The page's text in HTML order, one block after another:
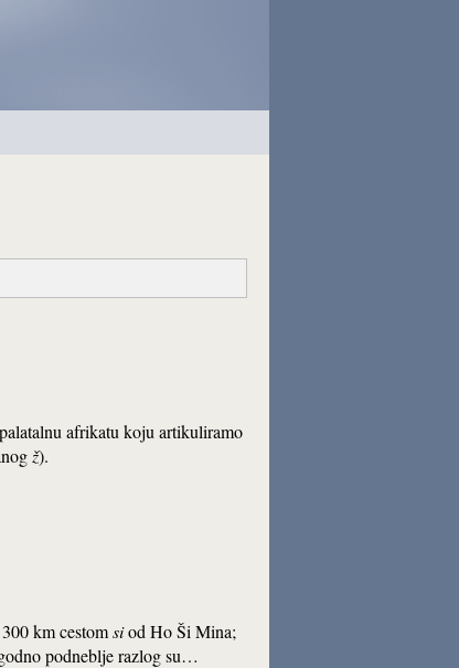
afrikatu koju artikuliramo
ž).
km cestomsiod Ho Ši Mina;
podneblje razlog su…